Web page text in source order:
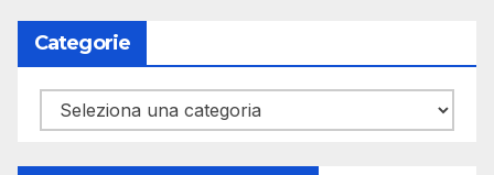
Categorie
Categorie